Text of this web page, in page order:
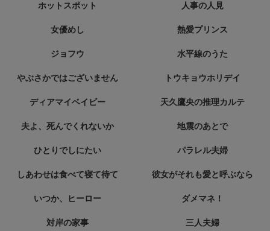
ホットスポット 人事の人見
女優めし 熱愛プリンス
ジョフウ 水平線のうた
やぶさかではございません トウキョウホリデイ
ディアマイベイビー 天久鷹央の推理カルテ
夫よ、死んでくれないか 地震のあとで
ひとりでしにたい パラレル夫婦
しあわせは食べて寝て待て 彼女がそれも愛と呼ぶなら
いつか、ヒーロー ダメマネ！
対岸の家事 三人夫婦